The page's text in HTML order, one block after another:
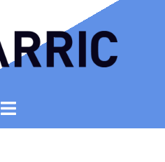
Ouvrir/fermer